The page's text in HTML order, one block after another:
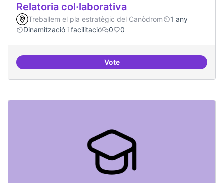
Relatoria col·laborativa
Treballem el pla estratègic del Canòdrom
1 any
Dinamització i facilitació
0 0
VoteRelatoria col·laborativa